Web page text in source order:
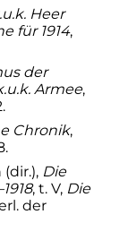
en chef
en
de
ans.
Heer
für 1914,
der
Armee,
Chronik,
Die
, t.V, Die
der